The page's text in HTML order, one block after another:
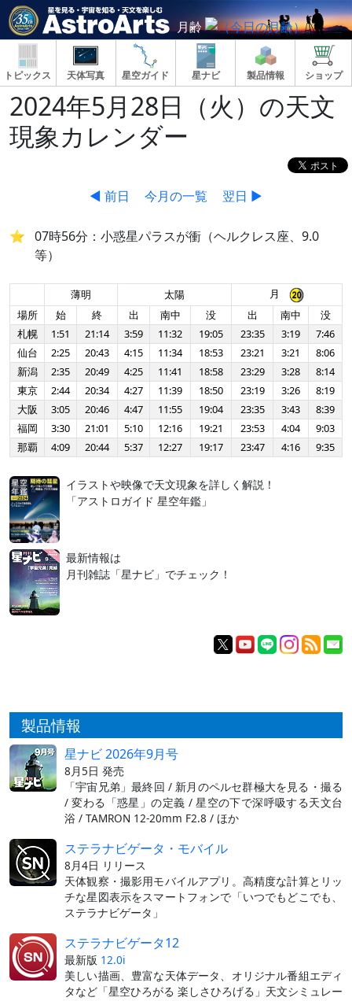
月齢
トピックス 天体写真 星空ガイド 星ナビ 製品情報 ショップ
2024年5月28日（火）の天文
現象カレンダー
◀ 前日 今月の一覧 翌日 ▶
07時56分：小惑星パラスが衝（ヘルクレス座、9.0
等）
薄明 太陽
月
場所
始 終 出 南中 没 出 南中
没
札幌
1:51 21:14 3:59 11:32 19:05 23:35 3:19
7:46
仙台
2:25 20:43 4:15 11:34 18:53 23:21 3:21
8:06
新潟
2:35 20:49 4:25 11:41 18:58 23:29 3:28
8:14
東京
2:44 20:34 4:27 11:39 18:50 23:19 3:26
8:19
大阪
3:05 20:46 4:47 11:55 19:04 23:35 3:43
8:39
福岡
3:30 21:01 5:10 12:16 19:21 23:53 4:04
9:03
那覇
4:09 20:44 5:37 12:27 19:17 23:47 4:16 9:35
イラストや映像で天文現象を詳しく解説！
「アストロガイド 星空年鑑」
最新情報は
月刊雑誌「星ナビ」でチェック！
製品情報
星ナビ 2026年9月号
8月5日 発売
「宇宙兄弟」最終回 / 新月のペルセ群極大を見る・撮る
/ 変わる「惑星」の定義 / 星空の下で深呼吸する天文台
浴 / TAMRON 12-20mm F2.8 / ほか
ステラナビゲータ・モバイル
8月4日 リリース
天体観察・撮影用モバイルアプリ。高精度な計算とリッ
チな星図表示をスマートフォンで「いつでもどこでも、
ステラナビゲータ」
ステラナビゲータ12
最新版 12.0i
美しい描画、豊富な天体データ、オリジナル番組エディ
タなど「星空ひろがる 楽しさひろげる」天文シミュレー